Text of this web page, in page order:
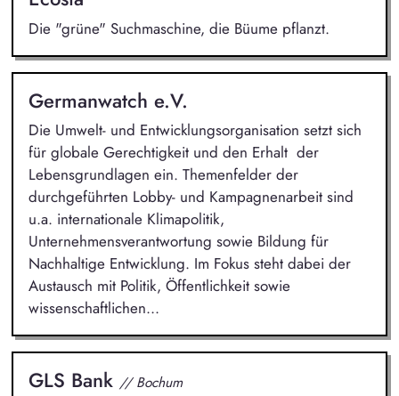
Die "grüne" Suchmaschine, die Büume pflanzt.
Germanwatch e.V.
Die Umwelt- und Entwicklungsorganisation setzt sich
für globale Gerechtigkeit und den Erhalt der
Lebensgrundlagen ein. Themenfelder der
durchgeführten Lobby- und Kampagnenarbeit sind
u.a. internationale Klimapolitik,
Unternehmensverantwortung sowie Bildung für
Nachhaltige Entwicklung. Im Fokus steht dabei der
Austausch mit Politik, Öffentlichkeit sowie
wissenschaftlichen...
GLS Bank // Bochum